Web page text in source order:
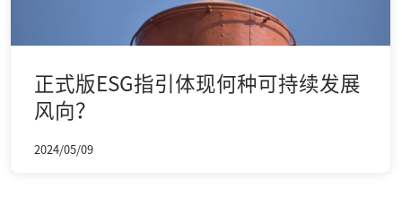
正式版ESG指引体现何种可持续发展
风向？
2024/05/09